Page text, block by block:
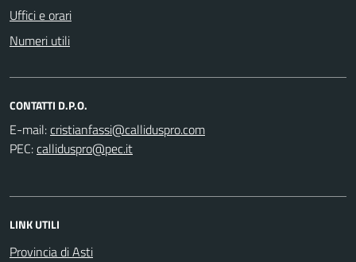
Uffici e orari
Numeri utili
CONTATTI D.P.O.
E-mail:
PEC:
LINK UTILI
Provincia di Asti